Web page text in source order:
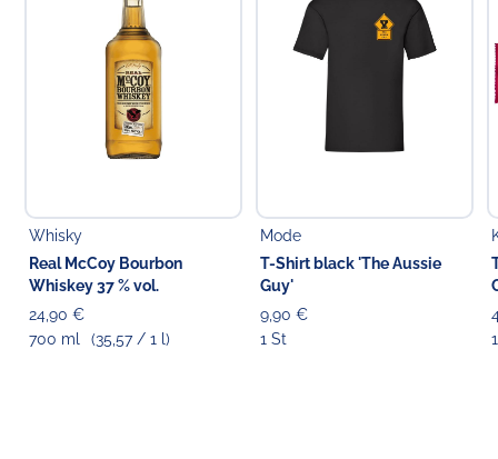
Whisky
Real McCoy Bourbon
Whiskey 37 % vol.
24,90 €
700 ml
(35,57 / 1 l)
Mode
T-Shirt black 'The Aussie
Guy'
9,90 €
1 St